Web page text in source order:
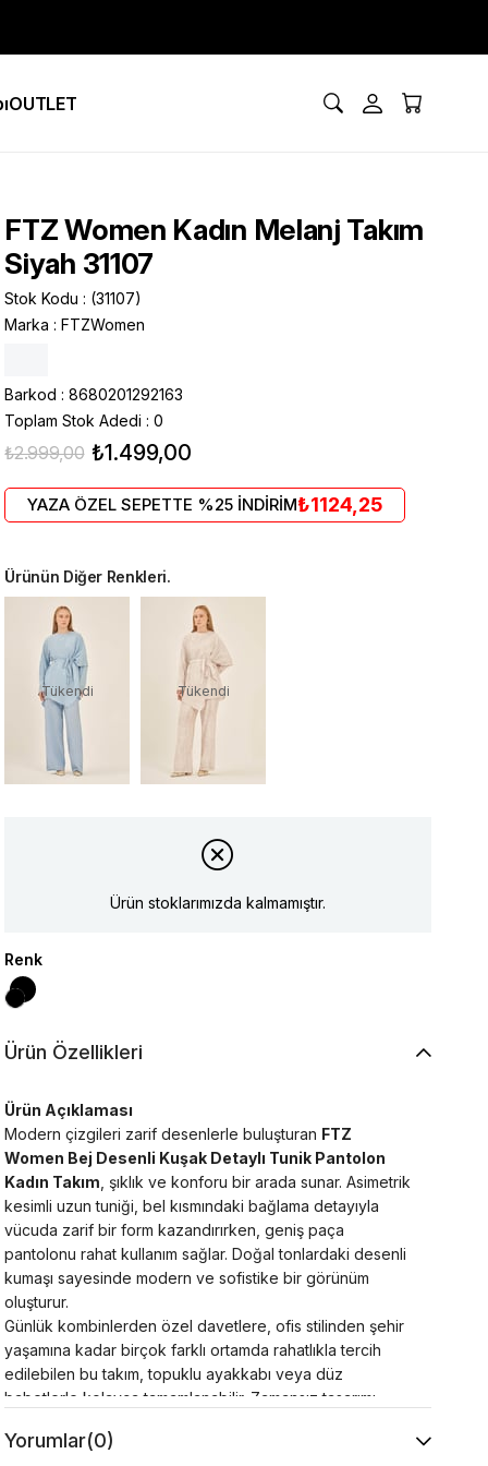
OUTLET
FTZ Women Kadın Melanj Takım
Siyah 31107
Stok Kodu
(31107)
Marka : FTZWomen
Barkod : 8680201292163
Toplam Stok Adedi : 0
₺2.999,00 ₺1.499,00
YAZA ÖZEL SEPETTE %25 İNDİRİM₺1124,25
Ürünün Diğer Renkleri.
Tükendi Tükendi
Ürün stoklarımızda kalmamıştır.
Renk
Ürün Özellikleri
Ürün Açıklaması
Modern çizgileri zarif desenlerle buluşturan FTZ
Women Bej Desenli Kuşak Detaylı Tunik Pantolon
Kadın Takım , şıklık ve konforu bir arada sunar. Asimetrik
kesimli uzun tuniği, bel kısmındaki bağlama detayıyla
vücuda zarif bir form kazandırırken, geniş paça
pantolonu rahat kullanım sağlar. Doğal tonlardaki desenli
kumaşı sayesinde modern ve sofistike bir görünüm
oluşturur.
Günlük kombinlerden özel davetlere, ofis stilinden şehir
yaşamına kadar birçok farklı ortamda rahatlıkla tercih
edilebilen bu takım, topuklu ayakkabı veya düz
babetlerle kolayca tamamlanabilir. Zamansız tasarımı
olmaya adaydır.
Yorumlar(0)